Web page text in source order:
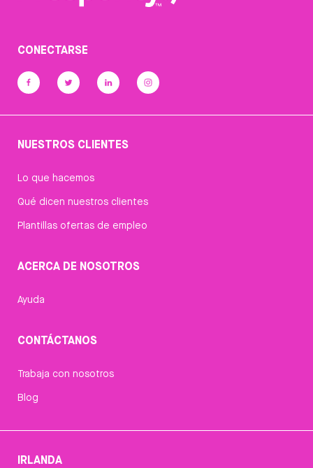
CONECTARSE
NUESTROS CLIENTES
Lo que hacemos
Qué dicen nuestros clientes
Plantillas ofertas de empleo
ACERCA DE NOSOTROS
Ayuda
CONTÁCTANOS
Trabaja con nosotros
Blog
IRLANDA